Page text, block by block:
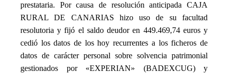
prestataria. Por causa de resolución anticipada CAJA
RURAL DE CANARIAS hizo uso de su facultad
resolutoria y fijó el saldo deudor en 449.469,74 euros y
cedió los datos de los hoy recurrentes a los ficheros de
datos de carácter personal sobre solvencia patrimonial
gestionados por «EXPERIAN» (BADEXCUG) y